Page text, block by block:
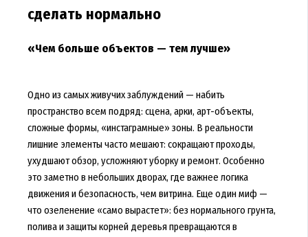
сделать нормально
«Чем больше объектов — тем лучше»
Одно из самых живучих заблуждений — набить
пространство всем подряд: сцена, арки, арт-объекты,
сложные формы, «инстаграмные» зоны. В реальности
лишние элементы часто мешают: сокращают проходы,
ухудшают обзор, усложняют уборку и ремонт. Особенно
это заметно в небольших дворах, где важнее логика
движения и безопасность, чем витрина. Еще один миф —
что озеленение «само вырастет»: без нормального грунта,
полива и защиты корней деревья превращаются в